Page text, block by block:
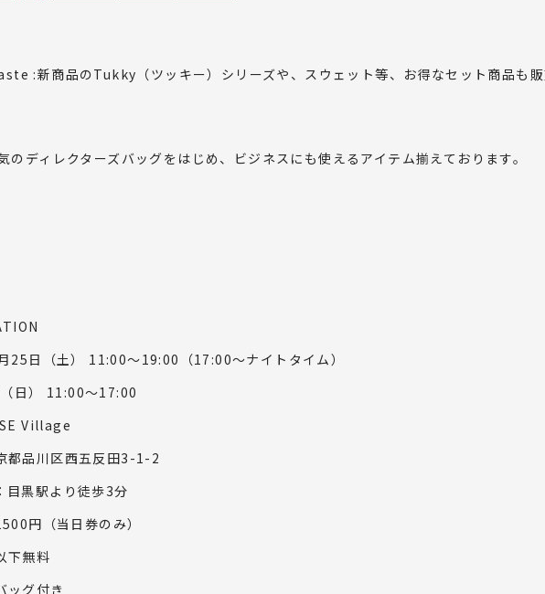
:新商品のTukky（ツッキー）シリーズや、スウェット等、お得なセット商品も販
のディレクターズバッグをはじめ、ビジネスにも使えるアイテム揃えております。
25日（土） 11:00～19:00（17:00～ナイトタイム）
日） 11:00～17:00
Village
都品川区西五反田3-1-2
目黒駅より徒歩3分
円（当日券のみ）
下無料
ッグ付き